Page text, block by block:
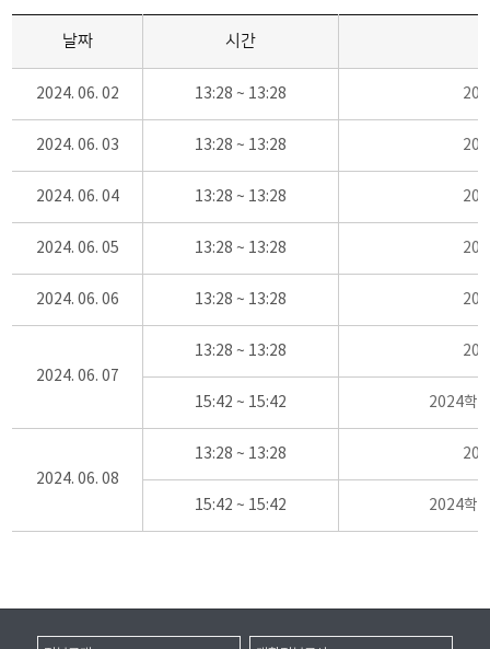
날짜 시간
2024. 06. 02 13:28 ~ 13:28
2024. 06. 03 13:28 ~ 13:28
2024. 06. 04 13:28 ~ 13:28
2024. 06. 05 13:28 ~ 13:28
2024. 06. 06 13:28 ~ 13:28
2024. 06. 07
13:28 ~ 13:28
15:42 ~ 15:42 2024학
2024. 06. 08
13:28 ~ 13:28
15:42 ~ 15:42 2024학